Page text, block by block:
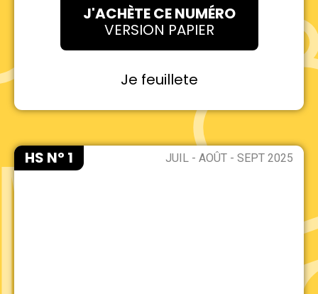
J'ACHÈTE CE NUMÉRO
VERSION PAPIER
Je feuillete
HS N° 1 JUIL - AOÛT - SEPT 2025